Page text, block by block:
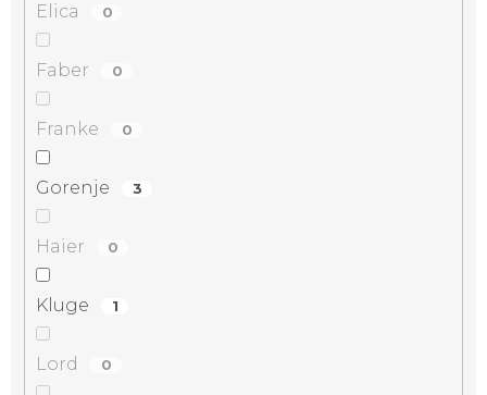
Elica 0
Faber 0
Franke 0
Gorenje 3
Haier 0
Kluge 1
Lord 0